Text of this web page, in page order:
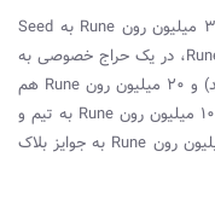
Rune به Seed
، در یک حراج خصوصی به
رون
Rune هم
Rune به تیم و
Rune به جوایز بلاک